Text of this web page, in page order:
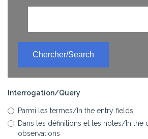
Chercher/Search
Interrogation/Query
Parmi les termes/In the entry fields
Dans les définitions et les notes/In the
observations